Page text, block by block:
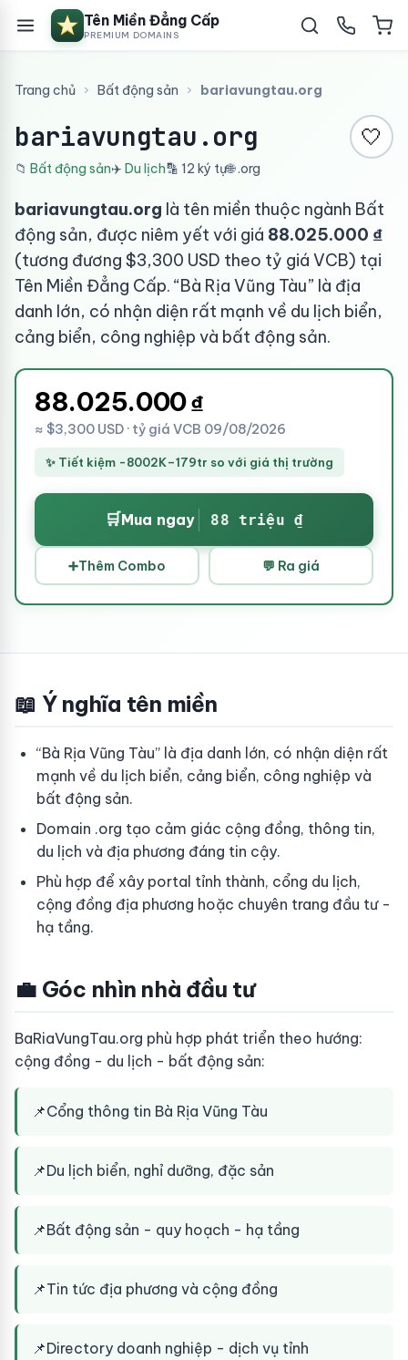
Tên Miền Đẳng Cấp
PREMIUM DOMAINS
Trang chủ › Bất động sản › bariavungtau.org
bariavungtau.org 🤍
📁 Bất động sản✈️ Du lịch🔡 12 ký tự🌐 .org
bariavungtau.org là tên miền thuộc ngành Bất
động sản, được niêm yết với giá 88.025.000 ₫
(tương đương $3,300 USD theo tỷ giá VCB) tại
Tên Miền Đẳng Cấp. “Bà Rịa Vũng Tàu” là địa
danh lớn, có nhận diện rất mạnh về du lịch biển,
cảng biển, công nghiệp và bất động sản.
88.025.000₫
≈ $3,300 USD · tỷ giá VCB 09/08/2026
✨ Tiết kiệm -8002K–179tr so với giá thị trường
🛒Mua ngay 88 triệu ₫
➕Thêm Combo 💬 Ra giá
📖 Ý nghĩa tên miền
“Bà Rịa Vũng Tàu” là địa danh lớn, có nhận diện rất
mạnh về du lịch biển, cảng biển, công nghiệp và
bất động sản.
Domain .org tạo cảm giác cộng đồng, thông tin,
du lịch và địa phương đáng tin cậy.
Phù hợp để xây portal tỉnh thành, cổng du lịch,
cộng đồng địa phương hoặc chuyên trang đầu tư -
hạ tầng.
💼 Góc nhìn nhà đầu tư
BaRiaVungTau.org phù hợp phát triển theo hướng:
cộng đồng - du lịch - bất động sản:
📌Cổng thông tin Bà Rịa Vũng Tàu
📌Du lịch biển, nghỉ dưỡng, đặc sản
📌Bất động sản - quy hoạch - hạ tầng
📌Tin tức địa phương và cộng đồng
📌Directory doanh nghiệp - dịch vụ tỉnh